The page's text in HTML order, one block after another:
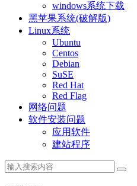
windows系统下载
黑苹果系统(破解版)
Linux系统
Ubuntu
Centos
Debian
SuSE
Red Hat
Red Flag
网络问题
软件安装问题
应用软件
建站程序